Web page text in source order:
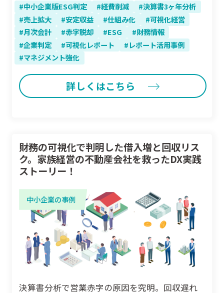
中小企業版ESG判定 経費削減
決算書3ヶ年分析
売上拡大
安定収益 仕組み化
可視化経営
月次会計
赤字脱却 ESG
財務情報
企業判定
可視化レポート
レポート活用事例
マネジメント強化
詳しくはこちら
財務の可視化で判明した借入増と回収リス
ク。家族経営の不動産会社を救ったDX実践
ストーリー！
中小企業の事例
決算書分析で営業赤字の原因を究明。回収遅れ